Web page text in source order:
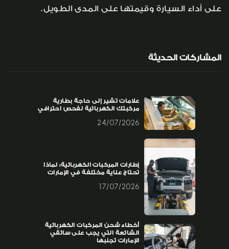
على أداء السيارة وقيمتها على المدى الطويل.
المشاركات الحديثة
علامات تشير إلى حاجة بطارية
مركبتك الكهربائية لفحص احترافي
24/07/2026
إطارات المركبات الكهربائية: لماذا
تحتاج عناية مختلفة في الإمارات
17/07/2026
أخطاء شحن المركبات الكهربائية
الشائعة التي يجب على سائقي
الإمارات تجنبها